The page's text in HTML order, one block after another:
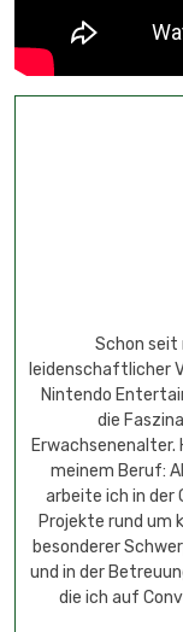
Schon seit
leidenschaftlicher
Nintendo
die
meinem Beruf:
arbeite ich in der
Projekte rund um
besonderer
und in der
die ich auf